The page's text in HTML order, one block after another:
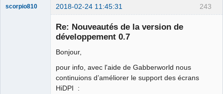
243
scorpio810 2018-02-24 11:45:31
Re: Nouveautés de la version de
développement 0.7
Bonjour,
pour info, avec l'aide de Gabberworld nous
continuions d’améliorer le support des écrans
HiDPI :